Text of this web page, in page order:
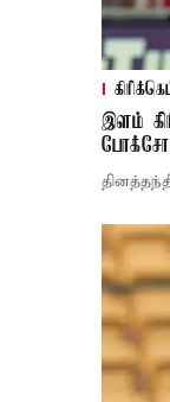
இளம்
போக்சோ